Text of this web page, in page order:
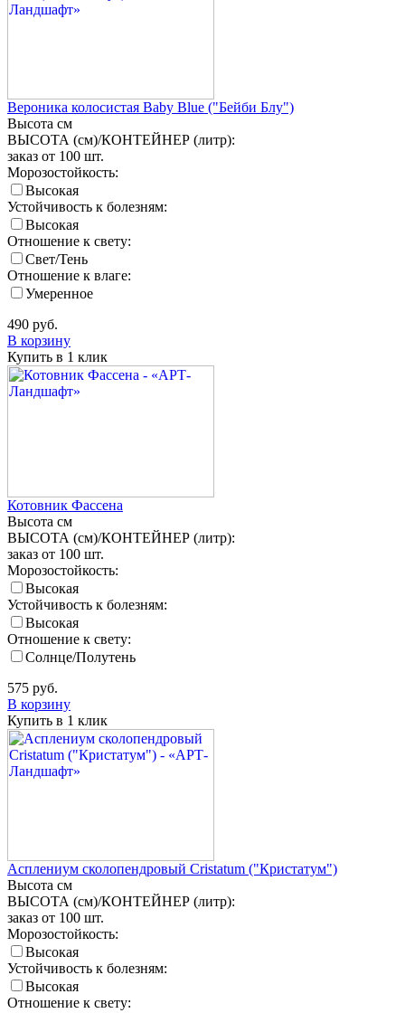
Вероника колосистая Baby Blue ("Бейби Блу")
Высота см
ВЫСОТА (см)/КОНТЕЙНЕР (литр):
заказ от 100 шт.
Морозостойкость:
Высокая
Устойчивость к болезням:
Высокая
Отношение к свету:
Свет/Тень
Отношение к влаге:
Умеренное
490 руб.
В корзину
Купить в 1 клик
Котовник Фассена
Высота см
ВЫСОТА (см)/КОНТЕЙНЕР (литр):
заказ от 100 шт.
Морозостойкость:
Высокая
Устойчивость к болезням:
Высокая
Отношение к свету:
Солнце/Полутень
575 руб.
В корзину
Купить в 1 клик
Асплениум сколопендровый Cristatum ("Кристатум")
Высота см
ВЫСОТА (см)/КОНТЕЙНЕР (литр):
заказ от 100 шт.
Морозостойкость:
Высокая
Устойчивость к болезням:
Высокая
Отношение к свету: